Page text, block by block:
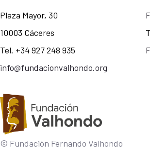
Plaza Mayor, 30
10003 Cáceres
Tel. +34 927 248 935
info@fundacionvalhondo.org
© Fundación Fernando Valhondo